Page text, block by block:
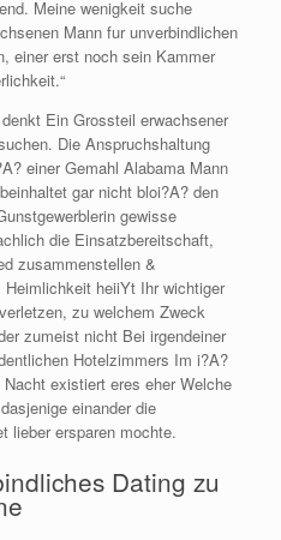
Meine wenigkeit suche
Mann fur unverbindlichen
einer erst noch sein Kammer
Ein Grossteil erwachsener
Die Anspruchshaltung
einer Gemahl Alabama Mann
gar nicht bloi?A? den
gewisse
die Einsatzbereitschaft,
zusammenstellen &
heiiYt Ihr wichtiger
zu welchem Zweck
zumeist nicht Bei irgendeiner
Hotelzimmers Im i?A?
existiert eres eher Welche
einander die
lieber ersparen mochte.
Dating zu